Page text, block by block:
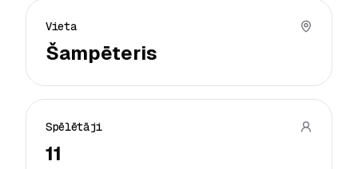
Vieta
Šampēteris
Spēlētāji
11